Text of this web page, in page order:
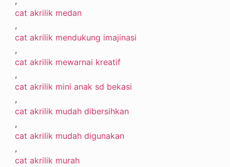
cat akrilik medan
,
cat akrilik mendukung imajinasi
,
cat akrilik mewarnai kreatif
,
cat akrilik mini anak sd bekasi
,
cat akrilik mudah dibersihkan
,
cat akrilik mudah digunakan
,
cat akrilik murah